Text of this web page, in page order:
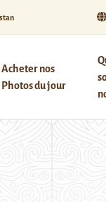
Acheter nos
Photos du jour